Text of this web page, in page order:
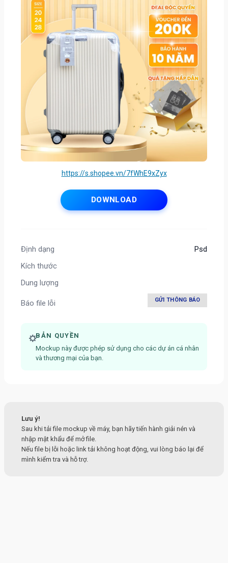
https://s.shopee.vn/7fWhE9xZyx
DOWNLOAD
Định dạng
Psd
Kích thước
Dung lượng
Báo file lỗi GỬI THÔNG BÁO
BẢN QUYỀN
Mockup này được phép sử dụng cho các dự án cá nhân
và thương mại của bạn.
Lưu ý!
Sau khi tải file mockup về máy, bạn hãy tiến hành giải nén và
nhập mật khẩu để mở file.
Nếu file bị lỗi hoặc link tải không hoạt động, vui lòng báo lại để
mình kiểm tra và hỗ trợ.